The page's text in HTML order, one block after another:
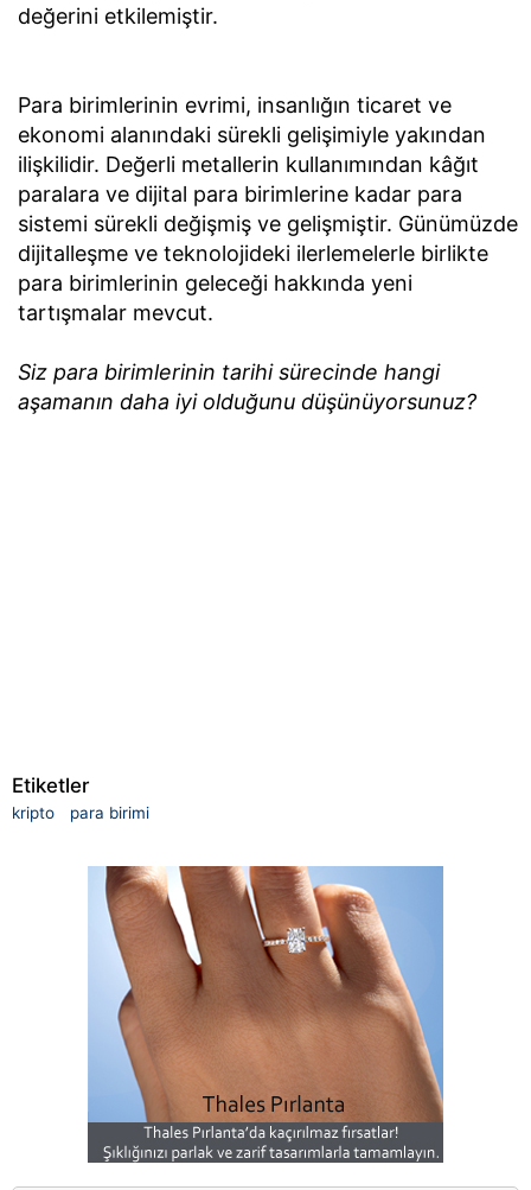
değerini etkilemiştir.
Para birimlerinin evrimi, insanlığın ticaret ve
ekonomi alanındaki sürekli gelişimiyle yakından
ilişkilidir. Değerli metallerin kullanımından kâğıt
paralara ve dijital para birimlerine kadar para
sistemi sürekli değişmiş ve gelişmiştir. Günümüzde
dijitalleşme ve teknolojideki ilerlemelerle birlikte
para birimlerinin geleceği hakkında yeni
tartışmalar mevcut.
Siz para birimlerinin tarihi sürecinde hangi
aşamanın daha iyi olduğunu düşünüyorsunuz?
Etiketler
kripto para birimi